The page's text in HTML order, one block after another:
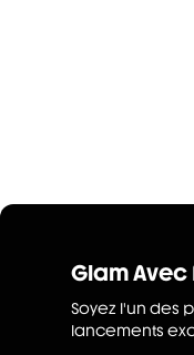
Glam Avec
Soyez l'un des
lancements